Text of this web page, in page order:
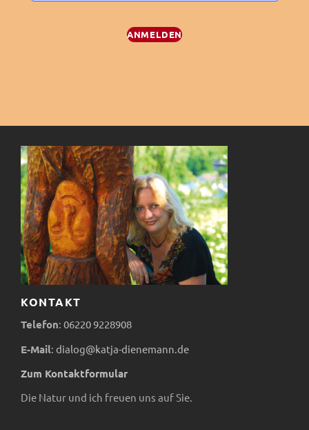
ANMELDEN
KONTAKT
Telefon: 062209228908
E-Mail: dialog@katja-dienemann.de
Zum Kontaktformular
Die Natur und ich freuen uns auf Sie.